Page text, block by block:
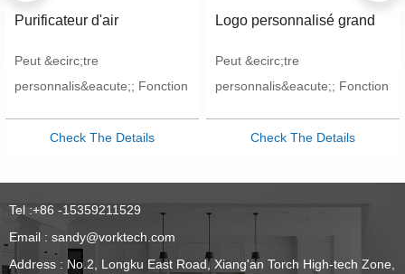
Purificateur d'air
Chine
Peut &ecirc;tre
personnalis&eacute;; Fonction
ultraviolette&nbsp;; Parfait
chambre
Check The Details
Logo personnalisé grand
en Chine
Peut &ecirc;tre
personnalis&eacute;; Fonction
ultraviolette&nbsp;; Parfait
chambre
Check The Details
Tel :+86 -15359211529
Email : sandy@vorktech.com
Address : No.2, Longku East Road, Xiang'an Torch High-tech Zone,